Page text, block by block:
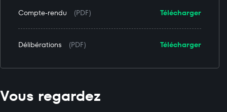
Télécharger
Compte-rendu (PDF)
Télécharger
Délibérations (PDF)
Vous regardez